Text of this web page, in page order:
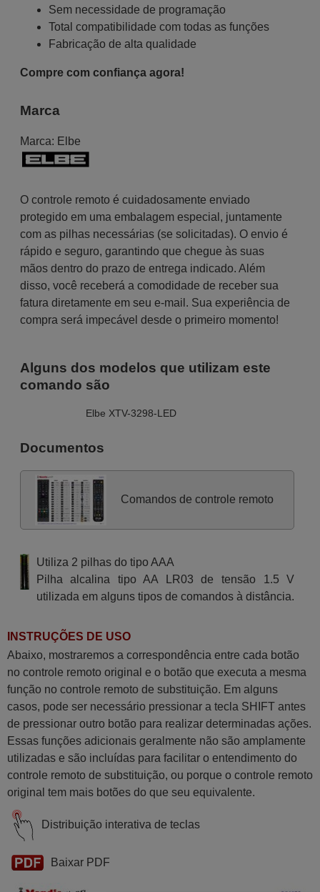
Sem necessidade de programação
Total compatibilidade com todas as funções
Fabricação de alta qualidade
Compre com confiança agora!
Marca
Marca: Elbe
O controle remoto é cuidadosamente enviado
protegido em uma embalagem especial, juntamente
com as pilhas necessárias (se solicitadas). O envio é
rápido e seguro, garantindo que chegue às suas
mãos dentro do prazo de entrega indicado. Além
disso, você receberá a comodidade de receber sua
fatura diretamente em seu e-mail. Sua experiência de
compra será impecável desde o primeiro momento!
Alguns dos modelos que utilizam este
comando são
Elbe XTV-3298-LED
Documentos
Comandos de controle remoto
Utiliza 2 pilhas do tipo AAA
Pilha alcalina tipo AA LR03 de tensão 1.5 V
utilizada em alguns tipos de comandos à distância.
INSTRUÇÕES DE USO
Abaixo, mostraremos a correspondência entre cada botão
no controle remoto original e o botão que executa a mesma
função no controle remoto de substituição. Em alguns
casos, pode ser necessário pressionar a tecla SHIFT antes
de pressionar outro botão para realizar determinadas ações.
Essas funções adicionais geralmente não são amplamente
utilizadas e são incluídas para facilitar o entendimento do
controle remoto de substituição, ou porque o controle remoto
original tem mais botões do que seu equivalente.
Distribuição interativa de teclas
Baixar PDF